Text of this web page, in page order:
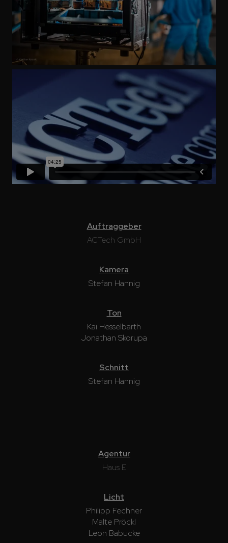
Auftraggeber
ACTech GmbH
Kamera
Stefan Hannig
Ton
Kai Hesselbarth
Jonathan Skorupa
Schnitt
Stefan Hannig
Agentur
Haus E
Licht
Philipp Fechner
Malte Pröckl
Leon Babucke